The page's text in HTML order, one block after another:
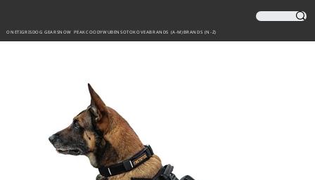
ONETIGRISDOG GEARSNOW PEAKCOODYWUBENSOTOKOVEABRANDS (A-M)BRANDS (N-Z)